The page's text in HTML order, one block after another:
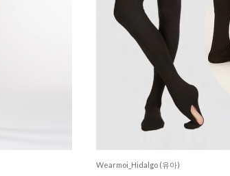
Wearmoi_Hidalgo (유아)